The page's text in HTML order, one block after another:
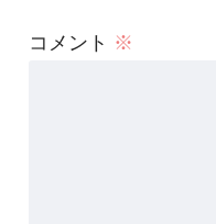
コメント ※